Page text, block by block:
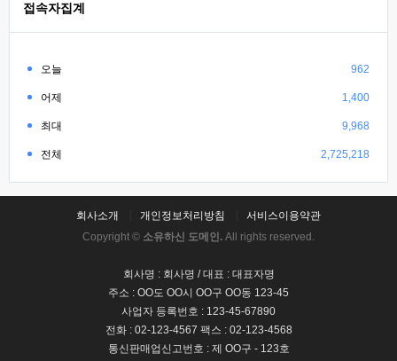
접속자집계
오늘 962
어제 1,400
최대 9,968
전체 2,725,218
회사소개 개인정보처리방침
서비스이용약관
Copyright © 소유하신 도메인. All rights reserved.
회사명 : 회사명 / 대표 : 대표자명
주소 : OO도 OO시 OO구 OO동 123-45
사업자 등록번호 : 123-45-67890
전화 : 02-123-4567 팩스 : 02-123-4568
통신판매업신고번호 : 제 OO구 - 123호